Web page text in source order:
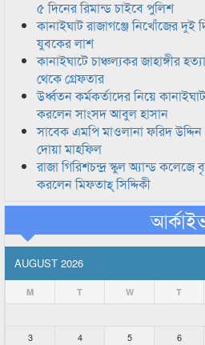
৫ দিনের রিমান্ড চাইবে পুলিশ
কানাইঘাট রাজাগঞ্জে নিখোঁজের
যুবকের লাশ
কানাইঘাটে চাঞ্চল্যকর জাহাঙ্গীর
থেকে গ্রেফতার
উর্ধ্বতন কর্মকর্তাদের নিয়ে কানাইঘাট
করলেন সাংসদ আবুল হাসান
সাবেক এমপি মাওলানা ফরিদ উদ্দিন
দোয়া মাহফিল
রাজা গিরিশচন্দ্র স্কুল অ্যান্ড
করলেন মিফতাহ্ সিদ্দিকী
AUGUST 2026
M T W T
3
4 5 6